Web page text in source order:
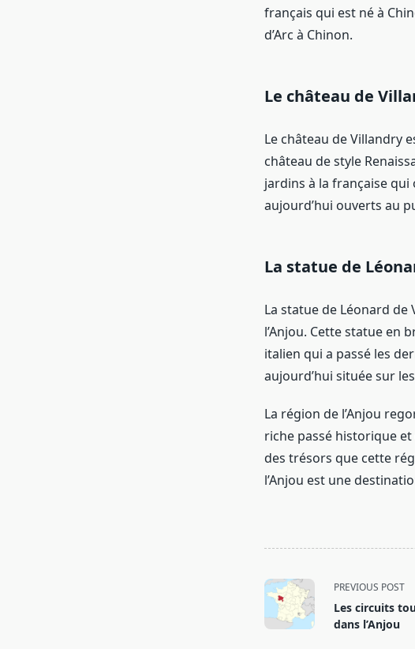
français qui est né à
d’Arc à Chinon.
Le château de
Le château de Villandry
château de style
jardins à la française qui
aujourd’hui ouverts au
La statue de
La statue de Léonard
l’Anjou. Cette statue en
italien qui a passé les
aujourd’hui située sur
La région de l’Anjou
riche passé historique
des trésors que cette
l’Anjou est une
<span
class="nav-
subtitle
screen-
PREVIOUS POST
Les circuits
dans l’Anjou